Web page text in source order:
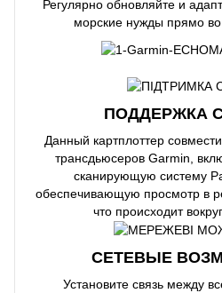
Регулярно обновляйте и
морские нужды прямо
ПОДДЕРЖКА
Данный картплоттер
трансдьюсеров Garmin,
сканирующую систему
обеспечивающую просмотр в
что происходит
СЕТЕВЫЕ
Установите связь между